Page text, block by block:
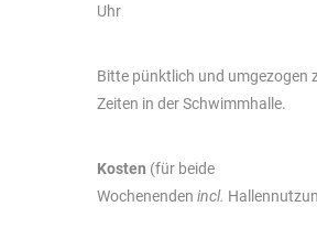
Uhr
Bitte pünktlich und umgezogen
Zeiten in der Schwimmhalle.
Kosten (für beide
Wochenenden incl.